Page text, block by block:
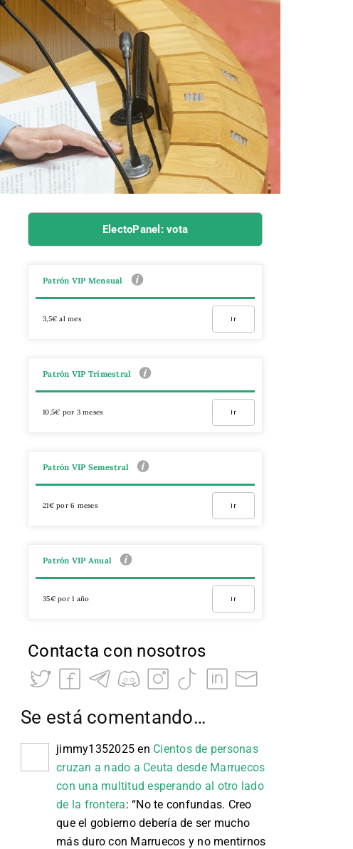
ElectoPanel: vota
Patrón VIP Mensual
3,5€ al mes Ir
Patrón VIP Trimestral
10,5€ por 3 meses Ir
Patrón VIP Semestral
21€ por 6 meses Ir
Patrón VIP Anual
35€ por 1 año Ir
Contacta con nosotros
Se está comentando…
jimmy1352025 en Cientos de personas
cruzan a nado a Ceuta desde Marruecos
con una multitud esperando al otro lado
de la frontera: “No te confundas. Creo
que el gobierno debería de ser mucho
más duro con Marruecos y no mentirnos